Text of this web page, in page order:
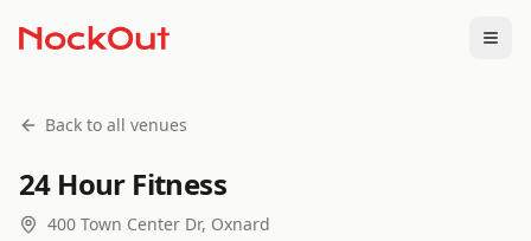
Back to all venues
24 Hour Fitness
400 Town Center Dr, Oxnard